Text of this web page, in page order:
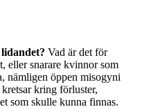
Vad är det för
eller snarare kvinnor som
nämligen öppen misogyni
kring förluster,
som skulle kunna finnas.